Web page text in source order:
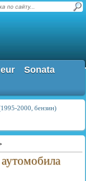
Sonata
2000, бензин)